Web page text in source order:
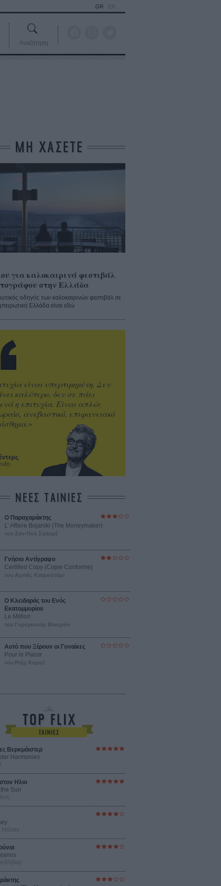
GR EN
Αναζήτηση
ΜΗ ΧΑΣΕΤΕ
για καλοκαιρινά φεστιβάλ
στην Ελλάδα
οδηγός των καλοκαιρινών φεστιβάλ σε
Ελλάδα είναι εδώ
είναι υπερτιμημένη. Δεν
καλύτερο, δεν σε πάει
η επιτυχία. Είναι απλώς
ανεβαστικό, επιφανειακό
ΝΕΕΣ ΤΑΙΝΙΕΣ
Ο Παραχαράκτης
L’ Affaire Bojarski (The Moneymaker)
του Ζαν-Πολ Σαλομέ
Γνήσιο Αντίγραφο
Certified Copy (Copie Conforme)
του Αμπάς Κιαροστάμι
Ο Κλειδαράς του Ενός
Εκατομμυρίου
Le Million
του Γκρεγκουάρ Βινιερόν
Αυτό που Ξέρουν οι Γυναίκες
Pour le Plaisir
του Ρεέμ Κερισί
Βερκμάιστερ
Harmonies
Ηλιο
Sun